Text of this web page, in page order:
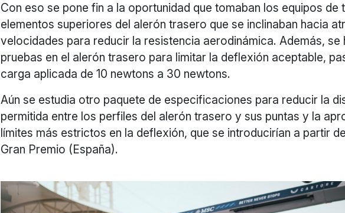
Con eso se pone fin a la oportunidad que tomaban los equipos de
elementos superiores del alerón trasero que se inclinaban hacia
velocidades para reducir la resistencia aerodinámica. Además, se
pruebas en el alerón trasero para limitar la deflexión aceptable,
carga aplicada de 10 newtons a 30 newtons.
Aún se estudia otro paquete de especificaciones para reducir la
permitida entre los perfiles del alerón trasero y sus puntas y la
límites más estrictos en la deflexión, que se introducirían a partir
Gran Premio (España).